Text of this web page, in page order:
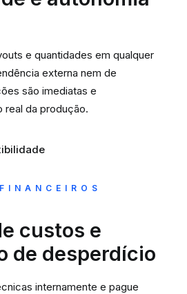
custos e
de desperdício
internamente e pague
e quantidades em qualquer
externa nem de
são imediatas e
real da produção.